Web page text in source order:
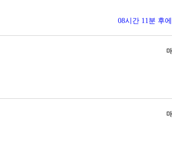
08시간 11분 후